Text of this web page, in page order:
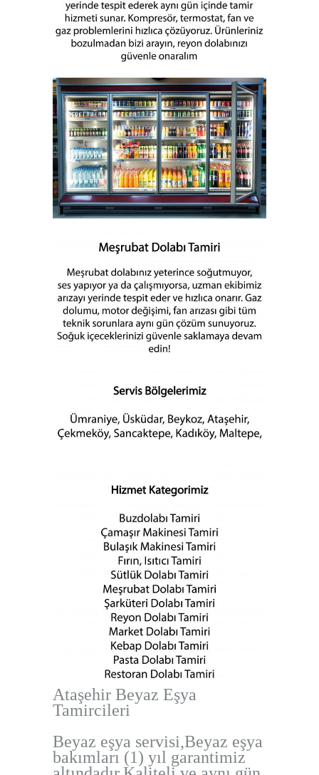
Ataşehir Beyaz Eşya
Tamircileri
Beyaz eşya servisi,Beyaz eşya
bakımları (1) yıl garantimiz